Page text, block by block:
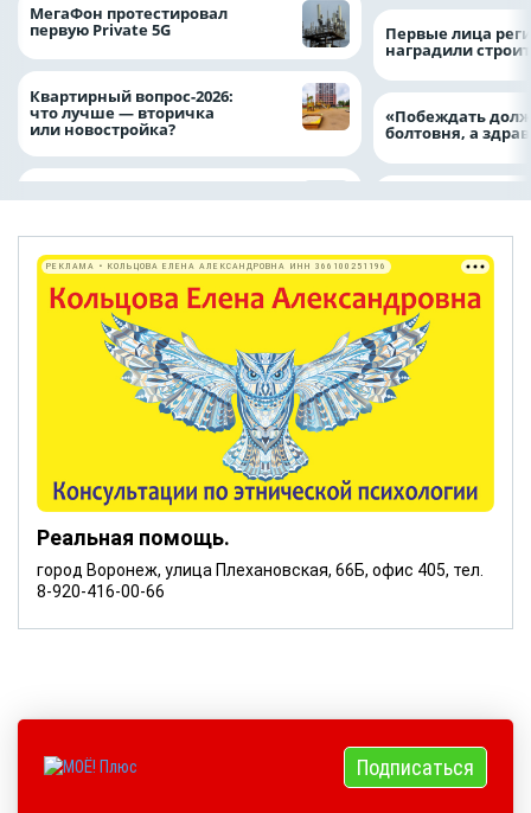
МегаФон протестировал
первую Private 5G
Квартирный вопрос-2026:
что лучше — вторичка
или новостройка?
Первые лица
наградили
«Побеждать
болтовня, а
Реальная помощь.
город Воронеж, улица Плехановская, 66Б, офис 405, тел.
8-920-416-00-66
РЕКЛАМА • КОЛЬЦОВА ЕЛЕНА АЛЕКСАНДРОВНА ИНН 366100251196
Подписаться